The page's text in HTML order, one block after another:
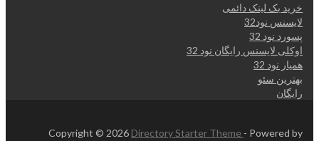
خرید بک لینک دائمی
لایسنس نود32
پسورد نود 32
اوکلی لایسنس رایگان نود 32
همیار نود 32
بهترین سئو
رایگان
Copyright © 2026 Directory Starter Theme - Powered by